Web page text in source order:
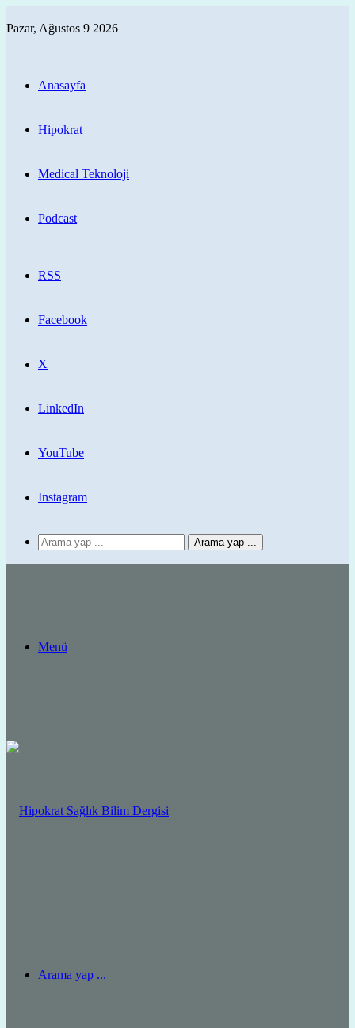
Pazar, Ağustos 9 2026
Anasayfa
Hipokrat
Medical Teknoloji
Podcast
RSS
Facebook
X
LinkedIn
YouTube
Instagram
Arama yap ...
Menü
Arama yap ...